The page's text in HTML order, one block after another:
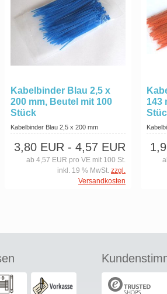
Kabelbinder Blau 2,5 x
200 mm, Beutel mit 100
Stück
Kabelbinder Blau 2,5 x 200 mm
3,80 EUR - 4,57 EUR
ab 4,57 EUR pro VE mit 100 St.
inkl. 19 % MwSt. zzgl.
Versandkosten
143